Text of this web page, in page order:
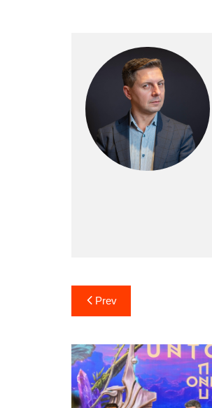
Post
navigation
Prev